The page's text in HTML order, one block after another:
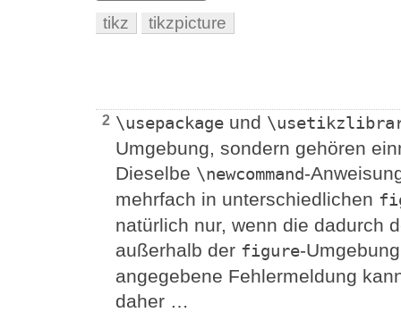
tikz tikzpicture
2 \usepackage und
Umgebung, sondern gehören
Dieselbe \newcommand-
mehrfach in unterschiedlichen
natürlich nur, wenn die dadurch
außerhalb der figure-
angegebene Fehlermeldung
daher …